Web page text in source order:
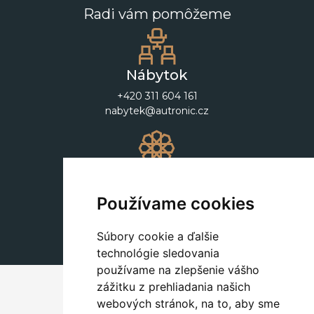
Používame cookies
Súbory cookie a ďalšie
technológie sledovania
používame na zlepšenie vášho
zážitku z prehliadania našich
webových stránok, na to, aby sme
Radi vám pomôžeme
Nábytok
+420 311 604 161
nabytek@autronic.cz
+420 311 604 182
dekorace@autronic.cz